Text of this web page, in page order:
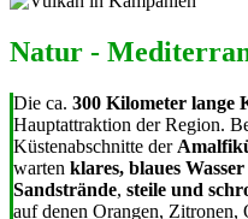
Natur -
Die ca. 300 Kilometer lange
Hauptattraktion der Region.
Küstenabschnitte der
warten klares, blaues Wasser
Sandstrände, steile und
auf denen Orangen, Zitronen,